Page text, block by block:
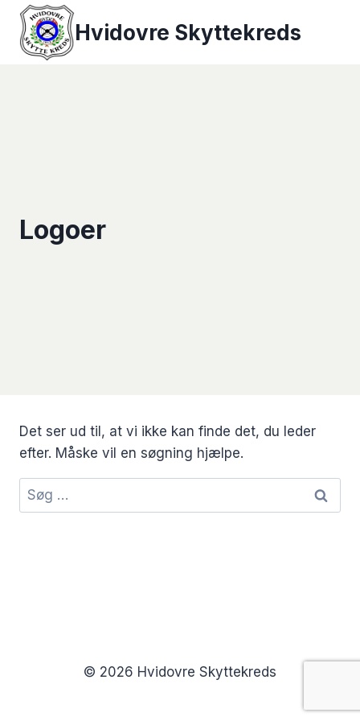
Fortsæt
indhold
Hvidovre Skyttekreds
Logoer
Det ser ud til, at vi ikke kan finde det, du leder
efter. Måske vil en søgning hjælpe.
Søg
efter:
© 2026 Hvidovre Skyttekreds